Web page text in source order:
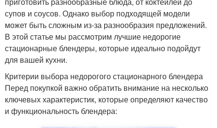
супов и соусов. Однако выбор подходящей модели
может быть сложным из-за разнообразия предложений.
В этой статье мы рассмотрим лучшие недорогие
стационарные блендеры, которые идеально подойдут
для вашей кухни.
Критерии выбора недорогого стационарного блендера
Перед покупкой важно обратить внимание на несколько
ключевых характеристик, которые определяют качество
и функциональность блендера: